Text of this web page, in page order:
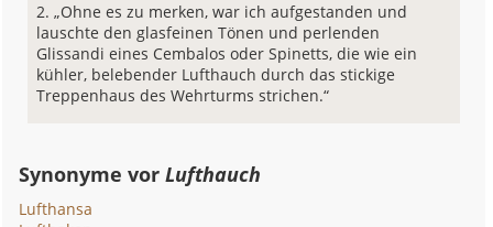
„Ohne es zu merken, war ich aufgestanden und
lauschte den glasfeinen Tönen und perlenden
Glissandi eines Cembalos oder Spinetts, die wie ein
kühler, belebender Lufthauch durch das stickige
Treppenhaus des Wehrturms strichen.“
Synonyme vorLufthauch
Lufthansa